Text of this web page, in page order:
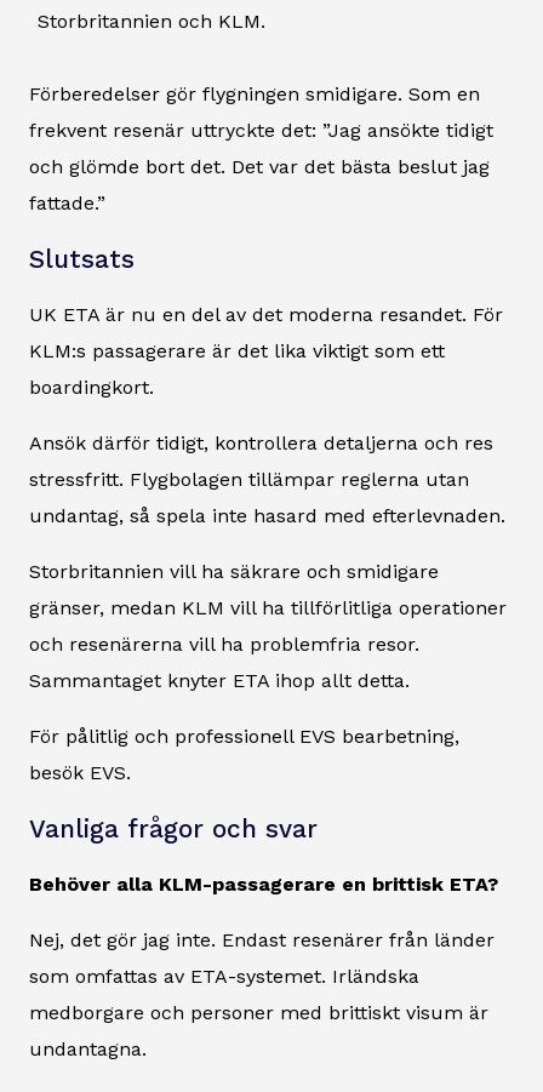
Storbritannien och KLM.
Förberedelser gör flygningen smidigare. Som en
frekvent resenär uttryckte det: ”Jag ansökte tidigt
och glömde bort det. Det var det bästa beslut jag
fattade.”
Slutsats
UK ETA är nu en del av det moderna resandet. För
KLM:s passagerare är det lika viktigt som ett
boardingkort.
Ansök därför tidigt, kontrollera detaljerna och res
stressfritt. Flygbolagen tillämpar reglerna utan
undantag, så spela inte hasard med efterlevnaden.
Storbritannien vill ha säkrare och smidigare
gränser, medan KLM vill ha tillförlitliga operationer
och resenärerna vill ha problemfria resor.
Sammantaget knyter ETA ihop allt detta.
För pålitlig och professionell EVS bearbetning,
besök EVS.
Vanliga frågor och svar
Behöver alla KLM-passagerare en brittisk ETA?
Nej, det gör jag inte. Endast resenärer från länder
som omfattas av ETA-systemet. Irländska
medborgare och personer med brittiskt visum är
undantagna.